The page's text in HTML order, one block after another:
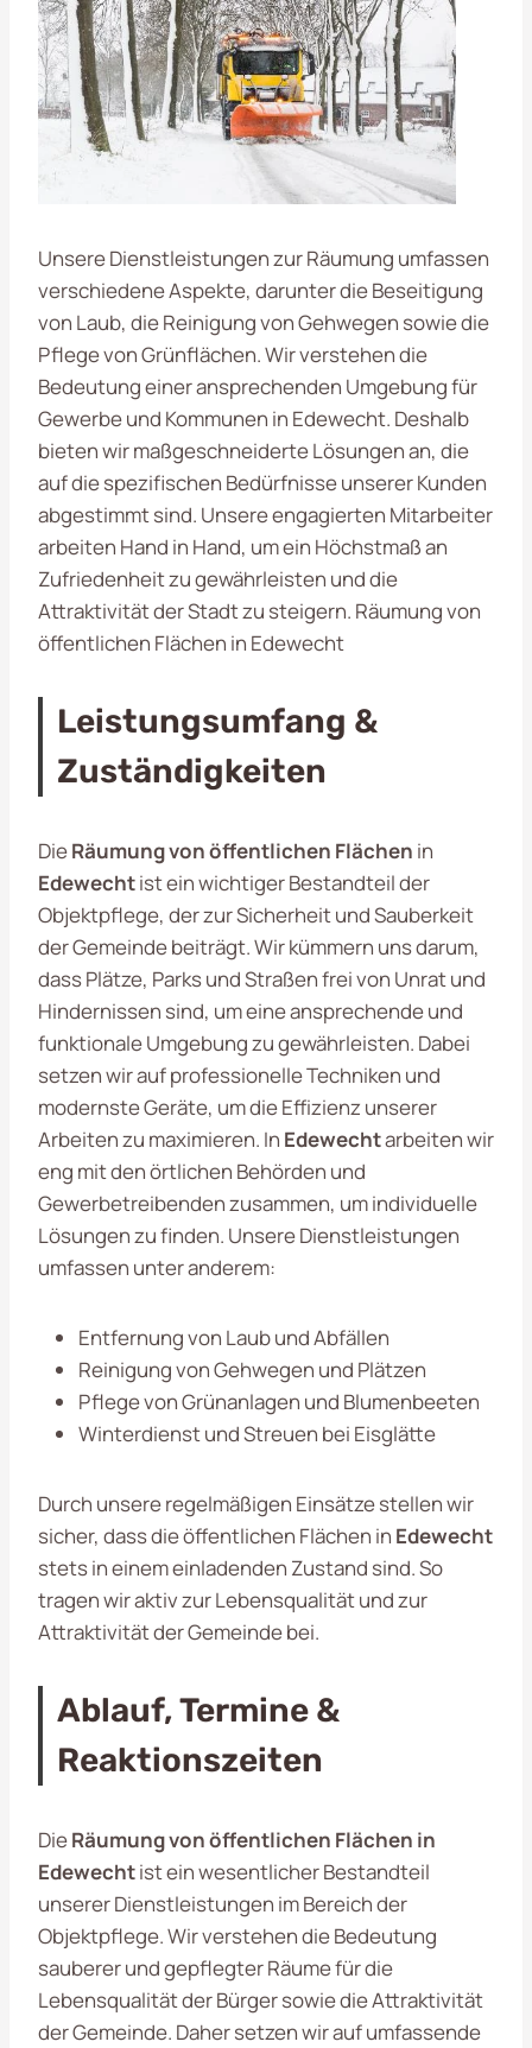
Unsere Dienstleistungen zur Räumung umfassen
verschiedene Aspekte, darunter die Beseitigung
von Laub, die Reinigung von Gehwegen sowie die
Pflege von Grünflächen. Wir verstehen die
Bedeutung einer ansprechenden Umgebung für
Gewerbe und Kommunen in Edewecht. Deshalb
bieten wir maßgeschneiderte Lösungen an, die
auf die spezifischen Bedürfnisse unserer Kunden
abgestimmt sind. Unsere engagierten Mitarbeiter
arbeiten Hand in Hand, um ein Höchstmaß an
Zufriedenheit zu gewährleisten und die
Attraktivität der Stadt zu steigern. Räumung von
öffentlichen Flächen in Edewecht
Leistungsumfang &
Zuständigkeiten
DieRäumung von öffentlichen Flächen in
Edewechtist ein wichtiger Bestandteil der
Objektpflege, der zur Sicherheit und Sauberkeit
der Gemeinde beiträgt. Wir kümmern uns darum,
dass Plätze, Parks und Straßen frei von Unrat und
Hindernissen sind, um eine ansprechende und
funktionale Umgebung zu gewährleisten. Dabei
setzen wir auf professionelle Techniken und
modernste Geräte, um die Effizienz unserer
Arbeiten zu maximieren. In Edewechtarbeiten wir
eng mit den örtlichen Behörden und
Gewerbetreibenden zusammen, um individuelle
Lösungen zu finden. Unsere Dienstleistungen
umfassen unter anderem:
Entfernung von Laub und Abfällen
Reinigung von Gehwegen und Plätzen
Pflege von Grünanlagen und Blumenbeeten
Winterdienst und Streuen bei Eisglätte
Durch unsere regelmäßigen Einsätze stellen wir
sicher, dass die öffentlichen Flächen in Edewecht
stets in einem einladenden Zustand sind. So
tragen wir aktiv zur Lebensqualität und zur
Attraktivität der Gemeinde bei.
Ablauf, Termine &
Reaktionszeiten
DieRäumung von öffentlichen Flächen in
Edewechtist ein wesentlicher Bestandteil
unserer Dienstleistungen im Bereich der
Objektpflege. Wir verstehen die Bedeutung
sauberer und gepflegter Räume für die
Lebensqualität der Bürger sowie die Attraktivität
der Gemeinde. Daher setzen wir auf umfassende